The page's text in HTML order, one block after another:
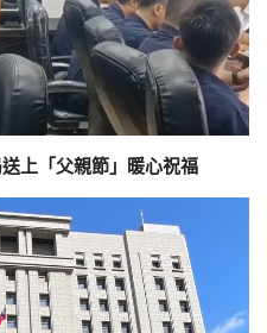
上「父親節」暖心祝福